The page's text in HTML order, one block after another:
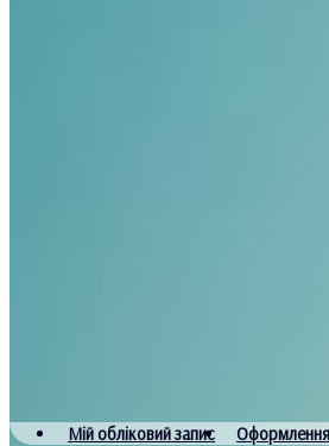
Мій обліковий запис